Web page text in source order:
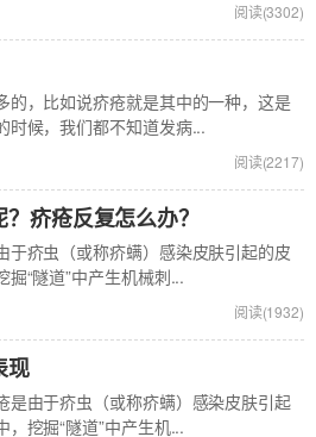
阅读(3302)
的，比如说疥疮就是其中的一种，这是
时候，我们都不知道发病...
阅读(2217)
疥疮反复怎么办？
于疥虫（或称疥螨）感染皮肤引起的皮
“隧道”中产生机械刺...
阅读(1932)
现
是由于疥虫（或称疥螨）感染皮肤引起
挖掘“隧道”中产生机...